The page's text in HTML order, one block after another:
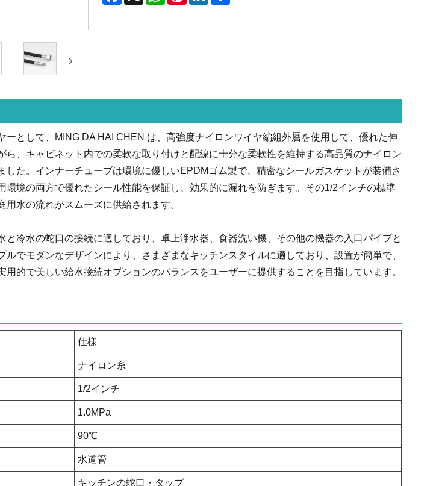
ーとして、MING DA HAI CHEN は、高強度ナイロンワイヤ編組外層を使用して、優れた伸
ら、キャビネット内での柔軟な取り付けと配線に十分な柔軟性を維持する高品質のナイロン
した。インナーチューブは環境に優しいEPDMゴム製で、精密なシールガスケットが装備さ
環境の両方で優れたシール性能を保証し、効果的に漏れを防ぎます。その1/2インチの標準
用水の流れがスムーズに供給されます。
と冷水の蛇口の接続に適しており、卓上浄水器、食器洗い機、その他の機器の入口パイプと
ルでモダンなデザインにより、さまざまなキッチンスタイルに適しており、設置が簡単で、
用的で美しい給水接続オプションのバランスをユーザーに提供することを目指しています。
仕様
ナイロン糸
1/2インチ
1.0MPa
90℃
水道管
キッチンの蛇口・タップ